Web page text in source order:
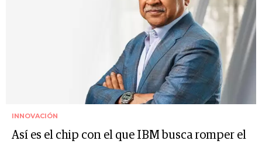
INNOVACIÓN
Así es el chip con el que IBM busca romper el